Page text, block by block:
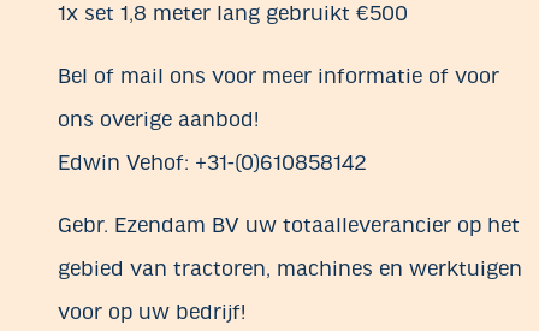
1x set 1,8 meter lang gebruikt €500
Bel of mail ons voor meer informatie of voor
ons overige aanbod!
Edwin Vehof: +31-(0)610858142
Gebr. Ezendam BV uw totaalleverancier op het
gebied van tractoren, machines en werktuigen
voor op uw bedrijf!